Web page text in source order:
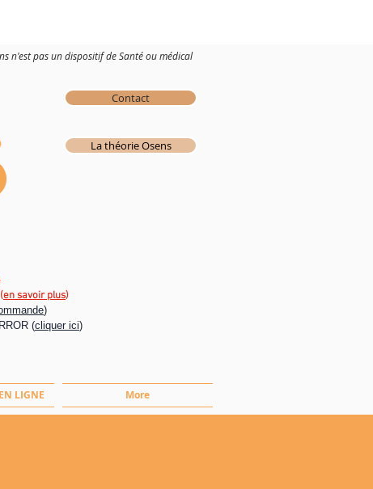
Contact
n'est pas un dispositif de Santé ou médical
n'est pas un dispositif de Santé ou médical
Contact
La théorie Osens
LIGNE More
en savoir plus)
)
(cliquer ici)